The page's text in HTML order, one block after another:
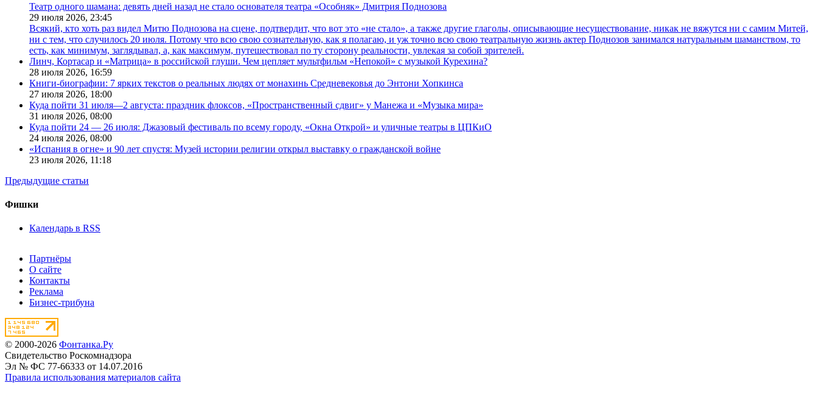
Театр одного шамана: девять дней назад не стало основателя театра «Особняк» Дмитрия Поднозова
29 июля 2026, 23:45
Всякий, кто хоть раз видел Митю Поднозова на сцене, подтвердит, что вот это «не стало», а также другие глаголы, описывающие несуществование, никак не вяжутся ни с самим Митей,
ни с тем, что случилось 20 июля. Потому что всю свою сознательную, как я полагаю, и уж точно всю свою театральную жизнь актер Поднозов занимался натуральным шаманством, то
есть, как минимум, заглядывал, а, как максимум, путешествовал по ту сторону реальности, увлекая за собой зрителей.
Линч, Кортасар и «Матрица» в российской глуши. Чем цепляет мультфильм «Непокой» с музыкой Курехина?
28 июля 2026, 16:59
Книги-биографии: 7 ярких текстов о реальных людях от монахинь Средневековья до Энтони Хопкинса
27 июля 2026, 18:00
Куда пойти 31 июля—2 августа: праздник флоксов, «Пространственный сдвиг» у Манежа и «Музыка мира»
31 июля 2026, 08:00
Куда пойти 24 — 26 июля: Джазовый фестиваль по всему городу, «Окна Открой» и уличные театры в ЦПКиО
24 июля 2026, 08:00
«Испания в огне» и 90 лет спустя: Музей истории религии открыл выставку о гражданской войне
23 июля 2026, 11:18
Предыдущие статьи
Фишки
Календарь в RSS
Партнёры
О сайте
Контакты
Реклама
Бизнес-трибуна
© 2000-2026 Фонтанка.Ру
Свидетельство Роскомнадзора
Эл № ФС 77-66333 от 14.07.2016
Правила использования материалов сайта